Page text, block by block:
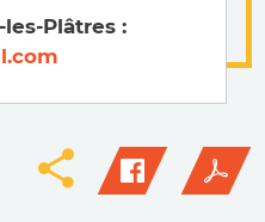
Plâtres :